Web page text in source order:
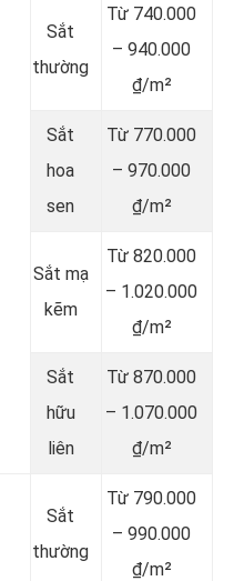
Sắt
thường
Từ 740.000
– 940.000
₫/m²
Sắt
hoa
sen
Từ 770.000
– 970.000
₫/m²
Sắt mạ
kẽm
Từ 820.000
– 1.020.000
₫/m²
Sắt
hữu
liên
Từ 870.000
– 1.070.000
₫/m²
Sắt
thường
Từ 790.000
– 990.000
₫/m²